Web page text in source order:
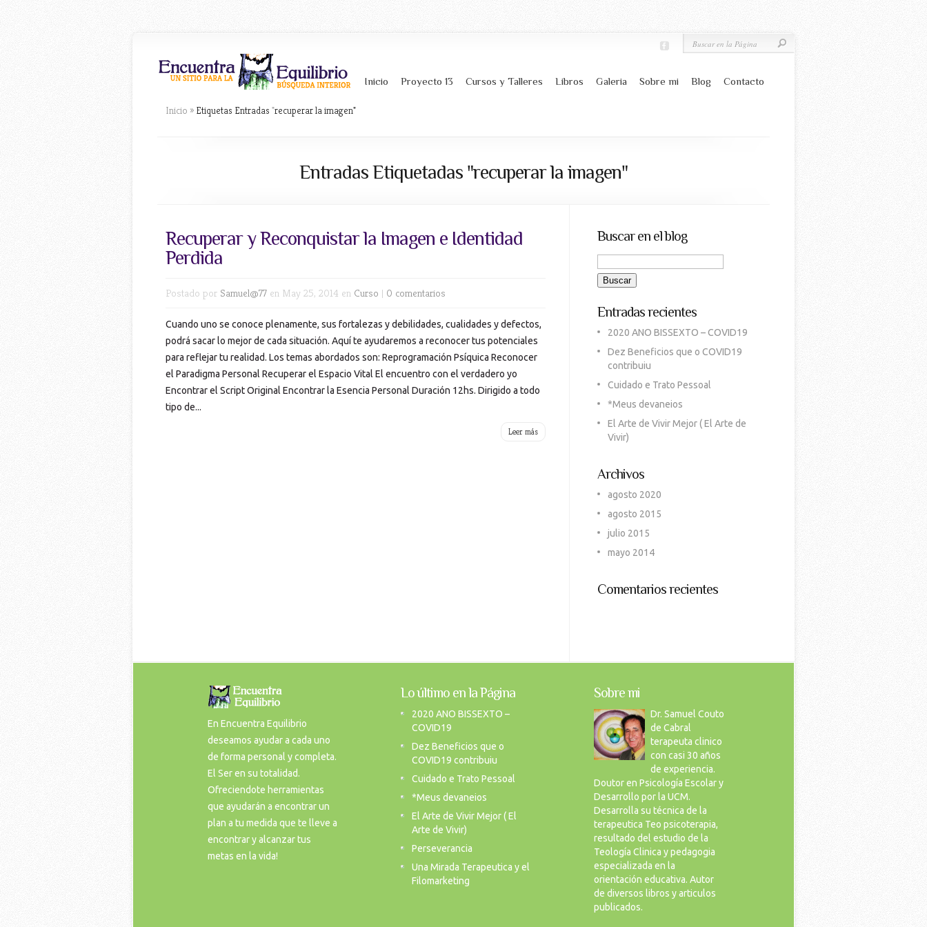
Inicio Proyecto 13 Cursos y Talleres Libros Galeria Sobre mi Blog Contacto
Inicio » Etiquetas Entradas "recuperar la imagen"
Entradas Etiquetadas "recuperar la imagen"
Recuperar y Reconquistar la Imagen e Identidad
Perdida
Postado por Samuel@77 en May 25, 2014 en Curso | 0 comentarios
Cuando uno se conoce plenamente, sus fortalezas y debilidades, cualidades y defectos,
podrá sacar lo mejor de cada situación. Aquí te ayudaremos a reconocer tus potenciales
para reflejar tu realidad. Los temas abordados son: Reprogramación Psíquica Reconocer
el Paradigma Personal Recuperar el Espacio Vital El encuentro con el verdadero yo
Encontrar el Script Original Encontrar la Esencia Personal Duración 12hs. Dirigido a todo
tipo de...
Leer más
Buscar en el blog
Entradas recientes
2020 ANO BISSEXTO – COVID19
Dez Beneficios que o COVID19
contribuiu
Cuidado e Trato Pessoal
*Meus devaneios
El Arte de Vivir Mejor ( El Arte de
Vivir)
Archivos
agosto 2020
agosto 2015
julio 2015
mayo 2014
Comentarios recientes
En Encuentra Equilibrio
deseamos ayudar a cada uno
de forma personal y completa.
El Ser en su totalidad.
Ofreciendote herramientas
que ayudarán a encontrar un
plan a tu medida que te lleve a
encontrar y alcanzar tus
metas en la vida!
Lo último en la Página
2020 ANO BISSEXTO –
COVID19
Dez Beneficios que o
COVID19 contribuiu
Cuidado e Trato Pessoal
*Meus devaneios
El Arte de Vivir Mejor ( El
Arte de Vivir)
Perseverancia
Una Mirada Terapeutica y el
Filomarketing
Sobre mi
Dr. Samuel Couto
de Cabral
terapeuta clinico
con casi 30 años
de experiencia.
Doutor en Psicología Escolar y
Desarrollo por la UCM.
Desarrolla su técnica de la
terapeutica Teo psicoterapia,
resultado del estudio de la
Teología Clinica y pedagogia
especializada en la
orientación educativa. Autor
de diversos libros y articulos
publicados.